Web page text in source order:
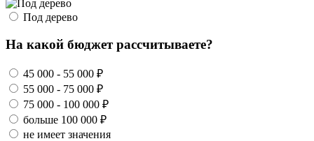
Под дерево
На какой бюджет рассчитываете?
45 000 - 55 000 ₽
55 000 - 75 000 ₽
75 000 - 100 000 ₽
больше 100 000 ₽
не имеет значения